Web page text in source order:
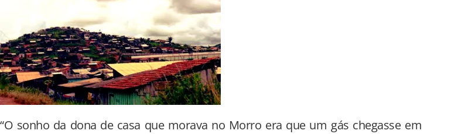
“O sonho da dona de casa que morava no Morro era que um gás chegasse em